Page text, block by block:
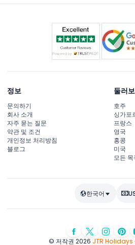
정보
문의하기
회사 소개
자주 묻는 질문
약관 및 조건
개인정보 처리방침
블로그
둘러
호주
싱가포
프랑스
영국
홍콩
미국
모든 목
한국어
© 저작권 2026 JTR Holidays